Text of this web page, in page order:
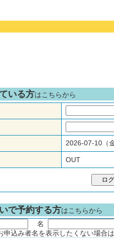
いる方はこちらから
2026-07-10
OUT
で予約する方はこちらから
名
込み者名を表示したくない場合